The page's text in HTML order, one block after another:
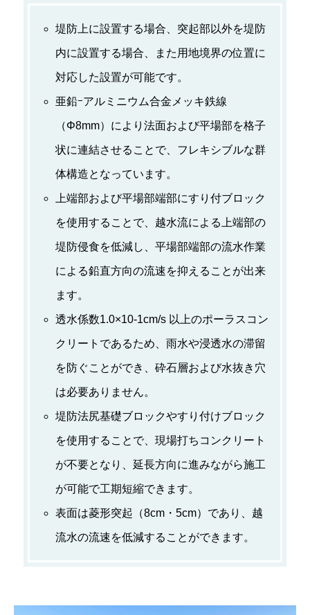
堤防上に設置する場合、突起部以外を堤防
内に設置する場合、また用地境界の位置に
対応した設置が可能です。
亜鉛ｰアルミニウム合金メッキ鉄線
（Φ8mm）により法面および平場部を格子
状に連結させることで、フレキシブルな群
体構造となっています。
上端部および平場部端部にすり付ブロック
を使用することで、越水流による上端部の
堤防侵食を低減し、平場部端部の流水作業
による鉛直方向の流速を抑えることが出来
ます。
透水係数1.0×10-1cm/s 以上のポーラスコン
クリートであるため、雨水や浸透水の滞留
を防ぐことができ、砕石層および水抜き穴
は必要ありません。
堤防法尻基礎ブロックやすり付けブロック
を使用することで、現場打ちコンクリート
が不要となり、延長方向に進みながら施工
が可能で工期短縮できます。
表面は菱形突起（8cm・5cm）であり、越
流水の流速を低減することができます。